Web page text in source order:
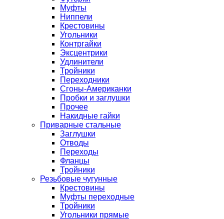
Муфты
Ниппели
Крестовины
Угольники
Контргайки
Эксцентрики
Удлинители
Тройники
Переходники
Сгоны-Американки
Пробки и заглушки
Прочее
Накидные гайки
Приварные стальные
Заглушки
Отводы
Переходы
Фланцы
Тройники
Резьбовые чугунные
Крестовины
Муфты переходные
Тройники
Угольники прямые